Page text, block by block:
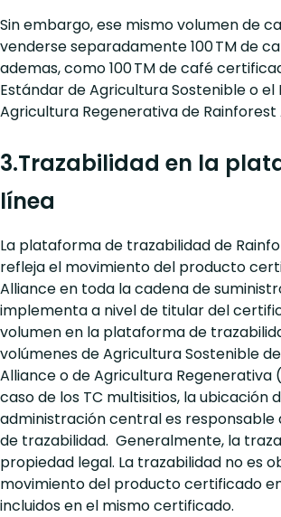
Sin embargo, ese mismo volumen de
venderse separadamente 100 TM de
ademas, como 100 TM de café
Estándar de Agricultura Sostenible o el
Agricultura Regenerativa de Rainforest
3.Trazabilidad en la
línea
La plataforma de trazabilidad de
refleja el movimiento del producto
Alliance en toda la cadena de
implementa a nivel de titular del
volumen en la plataforma de
volúmenes de Agricultura Sostenible
Alliance o de Agricultura Regenerativa
caso de los TC multisitios, la ubicación
administración central es responsable
de trazabilidad. Generalmente, la
propiedad legal. La trazabilidad no es
movimiento del producto certificado
incluidos en el mismo certificado.